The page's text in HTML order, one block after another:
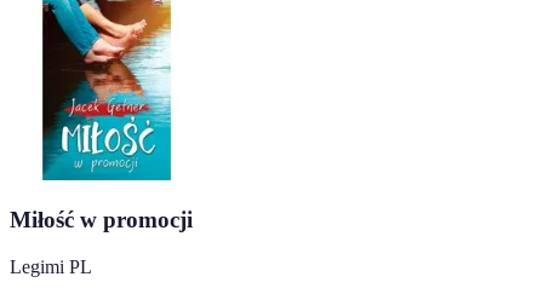
Miłość w promocji
Legimi PL